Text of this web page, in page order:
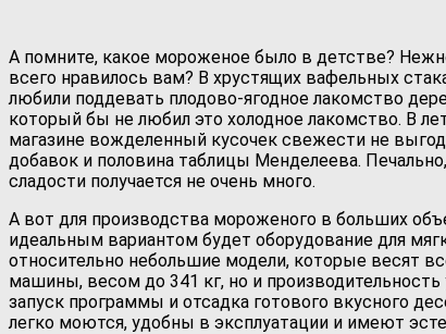
А помните, какое мороженое было в детстве?
всего нравилось вам? В хрустящих вафельных
любили поддевать плодово-ягодное лакомство
который бы не любил это холодное лакомство. В
магазине вожделенный кусочек свежести не
добавок и половина таблицы Менделеева.
сладости получается не очень много.
А вот для производства мороженого в больших
идеальным вариантом будет оборудование для
относительно небольшие модели, которые весят
машины, весом до 341 кг, но и
запуск программы и отсадка готового вкусного
легко моются, удобны в эксплуатации и имеют